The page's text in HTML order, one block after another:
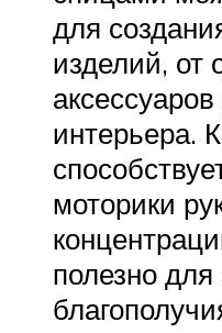
для
изделий, от
интерьера.
моторики
полезно